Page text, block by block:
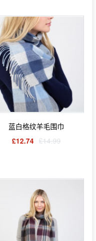
蓝白格纹羊毛围巾
£12.74 £14.99